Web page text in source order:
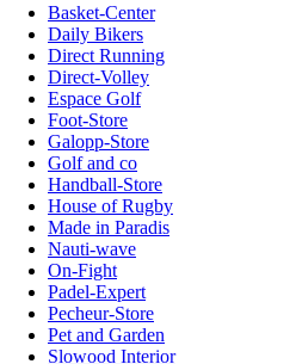
Basket-Center
Daily Bikers
Direct Running
Direct-Volley
Espace Golf
Foot-Store
Galopp-Store
Golf and co
Handball-Store
House of Rugby
Made in Paradis
Nauti-wave
On-Fight
Padel-Expert
Pecheur-Store
Pet and Garden
Slowood Interior